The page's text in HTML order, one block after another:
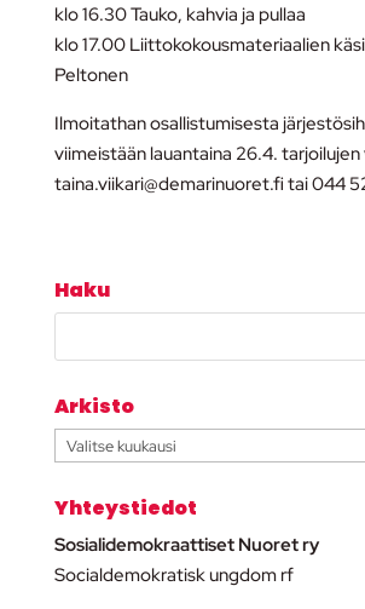
klo 16.30 Tauko, kahvia ja pullaa
klo 17.00 Liittokokousmateriaalien
Peltonen
Ilmoitathan osallistumisesta
viimeistään lauantaina 26.4.
taina.viikari@demarinuoret.fi tai 044
Haku
Arkisto
Arkisto
Yhteystiedot
Sosialidemokraattiset Nuoret ry
Socialdemokratisk ungdom rf